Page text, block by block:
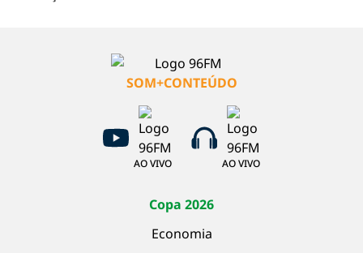
SOM+CONTEÚDO
AO VIVO AO VIVO
Copa 2026
Economia